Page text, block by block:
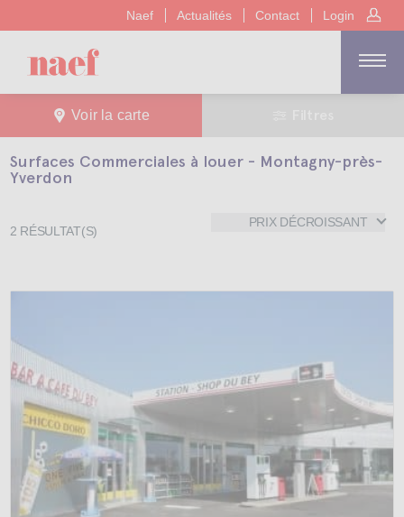
Naef Actualités Contact Login
Voir la carte
Surfaces Commerciales à louer - Montagny-près-
Yverdon
2 RÉSULTAT(S)
PRIX DÉCROISSANT